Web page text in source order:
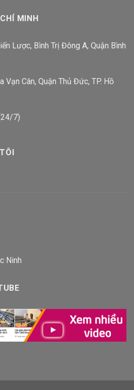
MINH
Lược, Bình Trị Đông A, Quận Bình
Vạn Cân, Quận Thủ Đức, TP. Hồ
7)
Ninh